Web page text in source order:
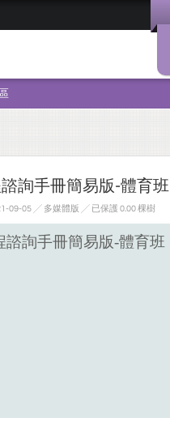
詢手冊簡易版-體育班
09-05 ╱ 多媒體版 ╱ 已保護 0.00 棵樹
諮詢手冊簡易版-體育班